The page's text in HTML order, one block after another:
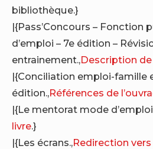
bibliothèque.}
|{Pass’Concours – Fonction
d’emploi – 7e édition –
entrainement.,Description de
|{Conciliation emploi-famille
édition.,Références de
|{Le mentorat mode
livre.}
|{Les écrans.,Redirection